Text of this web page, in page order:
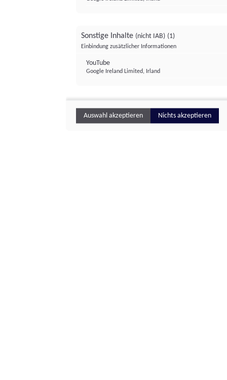
Sonstige Inhalte (nicht IAB) (1)
Einbindung zusätzlicher Informationen
YouTube
Google Ireland Limited, Irland
Auswahl akzeptieren Nichts akzeptieren